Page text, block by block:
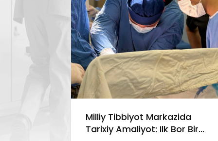
tibbiyot
Milliy Tibbiyot Markazida
Tarixiy Amaliyot: Ilk Bor Bir